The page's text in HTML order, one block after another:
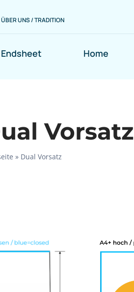
ÜBER UNS / TRADITION
Endsheet Home
Vorsatz
» Dual Vorsatz